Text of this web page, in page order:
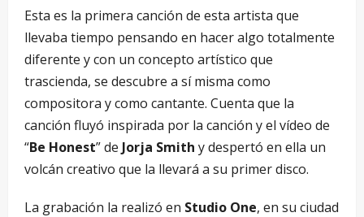
Esta es la primera canción de esta artista que
llevaba tiempo pensando en hacer algo totalmente
diferente y con un concepto artístico que
trascienda, se descubre a sí misma como
compositora y como cantante. Cuenta que la
canción fluyó inspirada por la canción y el vídeo de
“Be Honest” de Jorja Smith y despertó en ella un
volcán creativo que la llevará a su primer disco.
La grabación la realizó en Studio One, en su ciudad